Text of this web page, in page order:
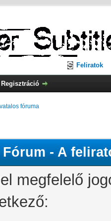
Feliratok
Regisztráció
fóruma
- A
megfelelő